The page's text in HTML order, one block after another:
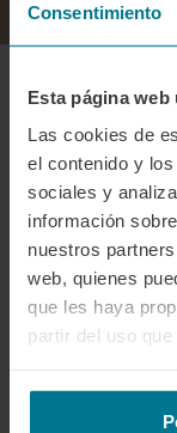
Consentimiento
Esta página web
Las cookies de
el contenido y
sociales y
información
nuestros
web, quienes
que les haya
partir del uso